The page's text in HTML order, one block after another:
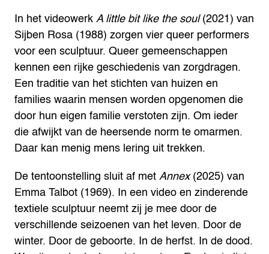
In het videowerkA little bit like the soul(2021) van
Sijben Rosa (1988) zorgen vier queer performers
voor een sculptuur. Queer gemeenschappen
kennen een rijke geschiedenis van zorgdragen.
Een traditie van het stichten van huizen en
families waarin mensen worden opgenomen die
door hun eigen familie verstoten zijn. Om ieder
die afwijkt van de heersende norm te omarmen.
Daar kan menig mens lering uit trekken.
De tentoonstelling sluit af metAnnex(2025) van
Emma Talbot (1969). In een video en zinderende
textiele sculptuur neemt zij je mee door de
verschillende seizoenen van het leven. Door de
winter. Door de geboorte. In de herfst. In de dood.